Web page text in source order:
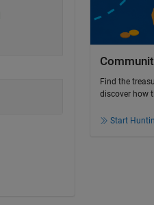
Find the
discover how
Start